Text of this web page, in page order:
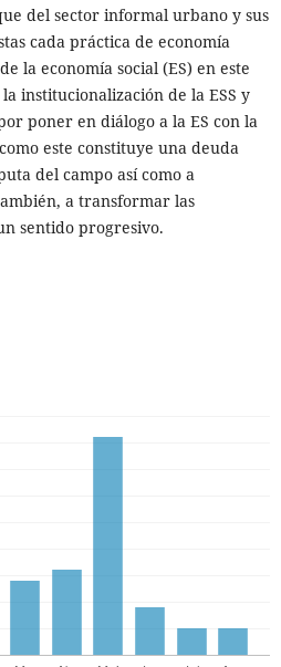
del sector informal urbano y sus
cada práctica de economía
la economía social (ES) en este
institucionalización de la ESS y
poner en diálogo a la ES con la
este constituye una deuda
del campo así como a
a transformar las
sentido progresivo.